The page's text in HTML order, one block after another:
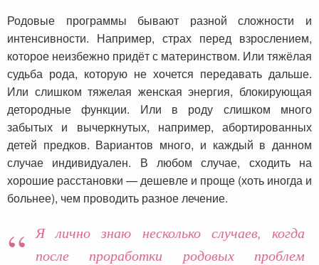
Родовые программы бывают разной сложности и
интенсивности. Например, страх перед взрослением,
которое неизбежно придёт с материнством. Или тяжёлая
судьба рода, которую не хочется передавать дальше.
Или слишком тяжелая женская энергия, блокирующая
детородные функции. Или в роду слишком много
забытых и вычеркнутых, например, абортированных
детей предков. Вариантов много, и каждый в данном
случае индивидуален. В любом случае, сходить на
хорошие расстановки — дешевле и проще (хоть иногда и
больнее), чем проводить разное лечение.
Я лично знаю несколько случаев, когда
после проработки родовых проблем